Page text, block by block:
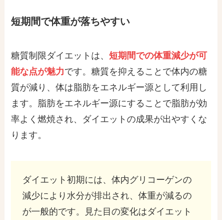
短期間で体重が落ちやすい
糖質制限ダイエットは、短期間での体重減少が可
能な点が魅力です。糖質を抑えることで体内の糖
質が減り、体は脂肪をエネルギー源として利用し
ます。脂肪をエネルギー源にすることで脂肪が効
率よく燃焼され、ダイエットの成果が出やすくな
ります。
ダイエット初期には、体内グリコーゲンの
減少により水分が排出され、体重が減るの
が一般的です。見た目の変化はダイエット